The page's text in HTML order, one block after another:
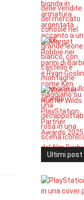
Ultimi post